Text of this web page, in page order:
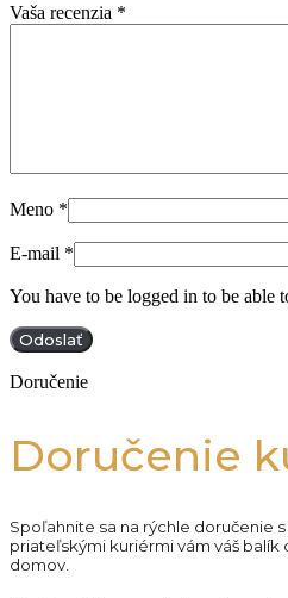
Vaša recenzia *
Meno *
E-mail *
You have to be logged in to be able
Doručenie
Doručenie
Spoľahnite sa na rýchle doručenie s
priateľskými kuriérmi vám váš balík
domov.